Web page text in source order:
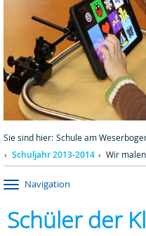
Sie sind hier: Schule am
Schuljahr 2013-2014
Wir
Navigation
Schüler der